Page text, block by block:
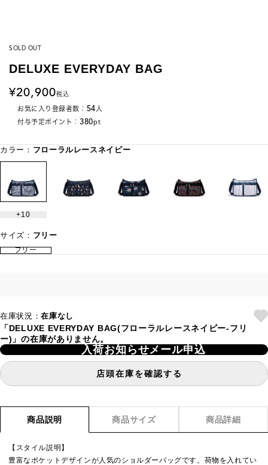
SOLD OUT
DELUXE EVERYDAY BAG
20,900税込
お気に入り登録者数： 54人
付与予定ポイント： 380pt
カラー： フローラルレースネイビー
10
サイズ： フリー
フリー
在庫状況：在庫なし
「DELUXE EVERYDAY BAG(フローラルレースネイビー-フリ
ー)」の在庫がありません。
入荷お知らせメール申込
店頭在庫を確認する
商品説明 商品サイズ 商品詳細
【スタイル説明】
豊富なポケットデザインが人気のショルダーバッグです。荷物を入れてい